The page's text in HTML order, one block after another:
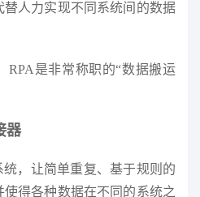
人力实现不同系统间的数据
RPA是非常称职的“数据搬运
器
，让简单重复、基于规则的
得各种数据在不同的系统之